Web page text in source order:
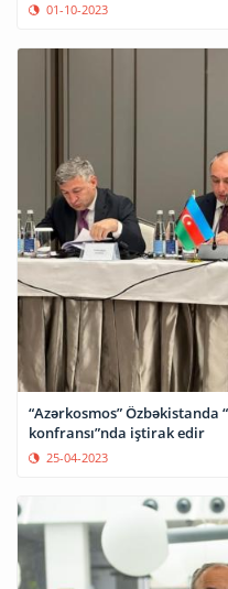
01-10-2023
“Azərkosmos”
konfransı”nda iştirak edir
25-04-2023